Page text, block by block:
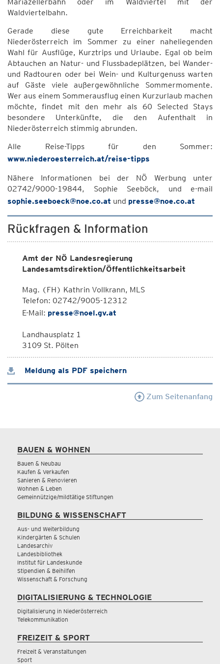
Waldviertelbahn.
Gerade diese gute Erreichbarkeit macht
Niederösterreich im Sommer zu einer naheliegenden
Wahl für Ausflüge, Kurztrips und Urlaube. Egal ob beim
Abtauchen an Natur- und Flussbadeplätzen, bei Wander-
und Radtouren oder bei Wein- und Kulturgenuss warten
auf Gäste viele außergewöhnliche Sommermomente.
Wer aus einem Sommerausflug einen Kurzurlaub machen
möchte, findet mit den mehr als 60 Selected Stays
besondere Unterkünfte, die den Aufenthalt in
Niederösterreich stimmig abrunden.
Alle Reise-Tipps für den Sommer:
www.niederoesterreich.at/reise-tipps
Nähere Informationen bei der NÖ Werbung unter
02742/9000-19844, Sophie Seeböck, und e-mail
sophie.seeboeck@noe.co.at und presse@noe.co.at
Rückfragen & Information
Amt der NÖ Landesregierung
Landesamtsdirektion/Öffentlichkeitsarbeit
Mag. (FH) Kathrin Vollkrann, MLS
Telefon: 02742/9005-12312
E-Mail: presse@noel.gv.at
Landhausplatz 1
3109 St. Pölten
Meldung als PDF speichern
Zum Seitenanfang
BAUEN & WOHNEN
Bauen & Neubau
Kaufen & Verkaufen
Sanieren & Renovieren
Wohnen & Leben
Gemeinnützige/mildtätige Stiftungen
BILDUNG & WISSENSCHAFT
Aus- und Weiterbildung
Kindergärten & Schulen
Landesarchiv
Landesbibliothek
Institut für Landeskunde
Stipendien & Beihilfen
Wissenschaft & Forschung
DIGITALISIERUNG & TECHNOLOGIE
Digitalisierung in Niederösterreich
Telekommunikation
FREIZEIT & SPORT
Freizeit & Veranstaltungen
Sport